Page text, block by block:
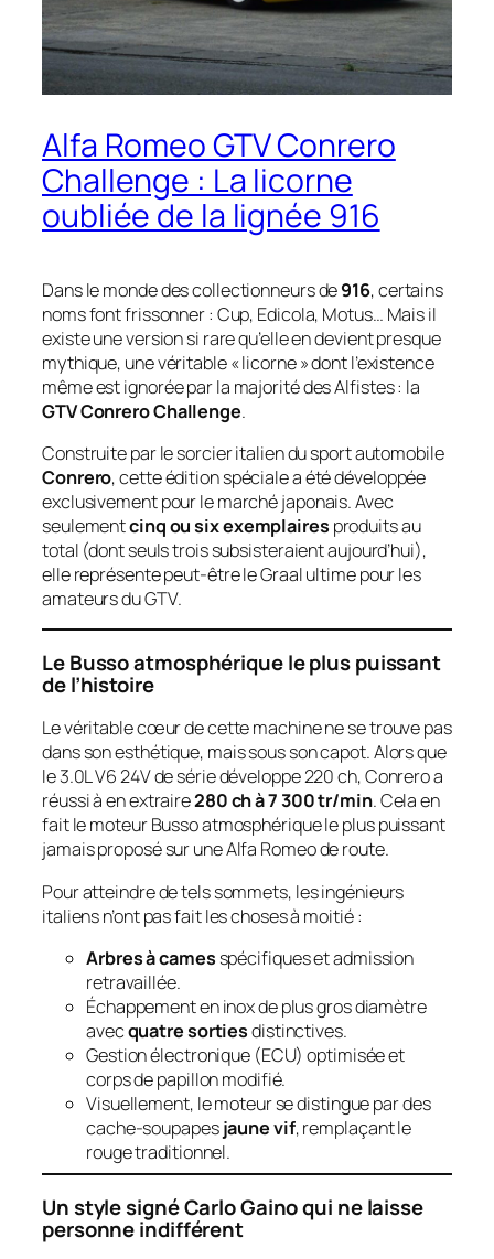
Alfa Romeo GTV Conrero
Challenge : La licorne
oubliée de la lignée 916
Dans le monde des collectionneurs de916, certains
noms font frissonner : Cup, Edicola, Motus… Mais il
existe une version si rare qu’elle en devient presque
mythique, une véritable « licorne » dont l’existence
même est ignorée par la majorité des Alfistes : la
GTV Conrero Challenge.
Construite par le sorcier italien du sport automobile
Conrero, cette édition spéciale a été développée
exclusivement pour le marché japonais. Avec
seulementcinq ou six exemplaires produits au
total (dont seuls trois subsisteraient aujourd’hui),
elle représente peut-être le Graal ultime pour les
amateurs du GTV.
Le Busso atmosphérique le plus puissant
de l’histoire
Le véritable cœur de cette machine ne se trouve pas
dans son esthétique, mais sous son capot. Alors que
le 3.0L V6 24V de série développe 220 ch, Conrero a
réussi à en extraire280 ch à 7 300 tr/min. Cela en
fait le moteur Busso atmosphérique le plus puissant
jamais proposé sur une Alfa Romeo de route.
Pour atteindre de tels sommets, les ingénieurs
italiens n’ont pas fait les choses à moitié :
Arbres à cames spécifiques et admission
retravaillée.
Échappement en inox de plus gros diamètre
avecquatre sortiesdistinctives.
Gestion électronique (ECU) optimisée et
corps de papillon modifié.
Visuellement, le moteur se distingue par des
cache-soupapesjaune vif, remplaçant le
rouge traditionnel.
Un style signé Carlo Gaino qui ne laisse
personne indifférent